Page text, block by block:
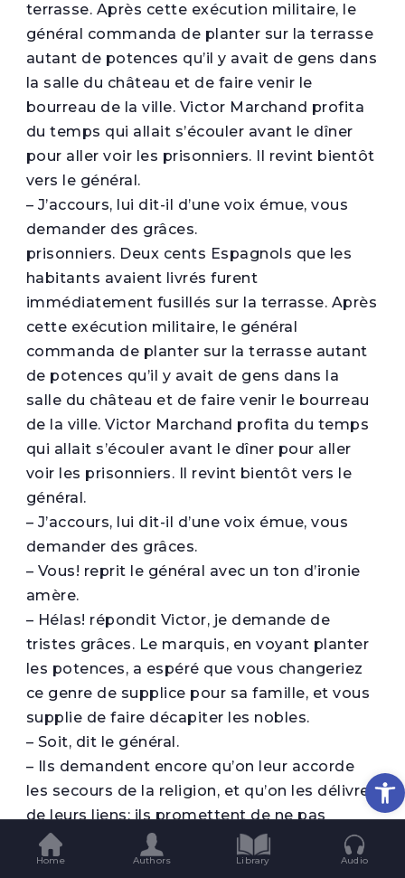
terrasse. Après cette exécution militaire, le
général commanda de planter sur la terrasse
autant de potences qu’il y avait de gens dans
la salle du château et de faire venir le
bourreau de la ville. Victor Marchand profita
du temps qui allait s’écouler avant le dîner
pour aller voir les prisonniers. Il revint bientôt
vers le général.
– J’accours, lui dit-il d’une voix émue, vous
demander des grâces.
prisonniers. Deux cents Espagnols que les
habitants avaient livrés furent
immédiatement fusillés sur la terrasse. Après
cette exécution militaire, le général
commanda de planter sur la terrasse autant
de potences qu’il y avait de gens dans la
salle du château et de faire venir le bourreau
de la ville. Victor Marchand profita du temps
qui allait s’écouler avant le dîner pour aller
voir les prisonniers. Il revint bientôt vers le
général.
– J’accours, lui dit-il d’une voix émue, vous
demander des grâces.
– Vous! reprit le général avec un ton d’ironie
amère.
– Hélas! répondit Victor, je demande de
tristes grâces. Le marquis, en voyant planter
les potences, a espéré que vous changeriez
ce genre de supplice pour sa famille, et vous
supplie de faire décapiter les nobles.
– Soit, dit le général.
– Ils demandent encore qu’on leur accorde
les secours de la religion, et qu’on les délivre
de leurs liens; ils promettent de ne pas
chercher à fuir.
– J’y consens, dit le général; mais vous m’en
Home Authors Library Audio